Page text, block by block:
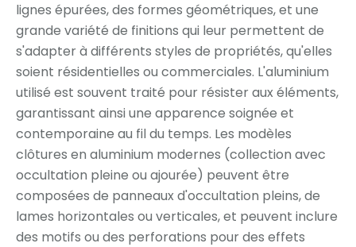
lignes épurées, des formes géométriques, et une
grande variété de finitions qui leur permettent de
s'adapter à différents styles de propriétés, qu'elles
soient résidentielles ou commerciales. L'aluminium
utilisé est souvent traité pour résister aux éléments,
garantissant ainsi une apparence soignée et
contemporaine au fil du temps. Les modèles
clôtures en aluminium modernes (collection avec
occultation pleine ou ajourée) peuvent être
composées de panneaux d'occultation pleins, de
lames horizontales ou verticales, et peuvent inclure
des motifs ou des perforations pour des effets